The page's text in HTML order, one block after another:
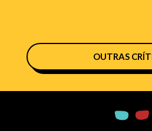
OUTRAS